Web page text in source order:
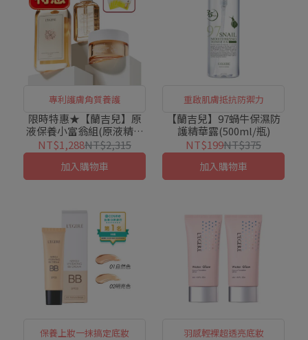
專利護膚角質養護
限時特惠★【蘭吉兒】原
液保養小富翁組(原液精露
+原液精華液+原液霜)★角
質養護★
NT$1,288NT$2,315
加入購物車
重啟肌膚抵抗防禦力
【蘭吉兒】97蝸牛保濕防
護精華露(500ml/瓶)
NT$199NT$375
加入購物車
保養上妝一抹搞定底妝 羽感輕裸超透亮底妝